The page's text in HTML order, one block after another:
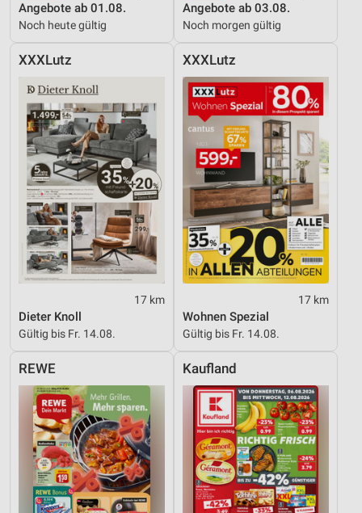
Angebote ab 01.08.
Noch heute gültig
Angebote ab 03.08.
Noch morgen gültig
XXXLutz
17 km
Dieter Knoll
Gültig bis Fr. 14.08.
XXXLutz
17 km
Wohnen Spezial
Gültig bis Fr. 14.08.
REWE Kaufland